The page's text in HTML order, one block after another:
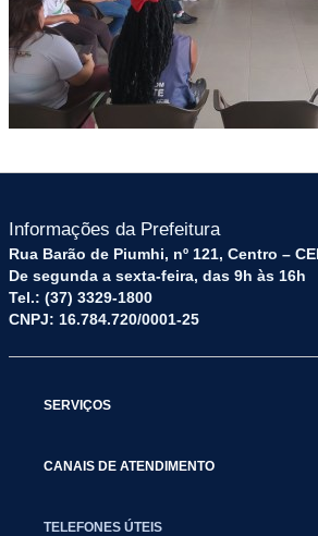
Informações da Prefeitura
Rua Barão de Piumhi, nº 121, Centro –
De segunda a sexta-feira, das 9h às 16h
Tel.: (37) 3329-1800
CNPJ: 16.784.720/0001-25
SERVIÇOS
CANAIS DE ATENDIMENTO
TELEFONES ÚTEIS